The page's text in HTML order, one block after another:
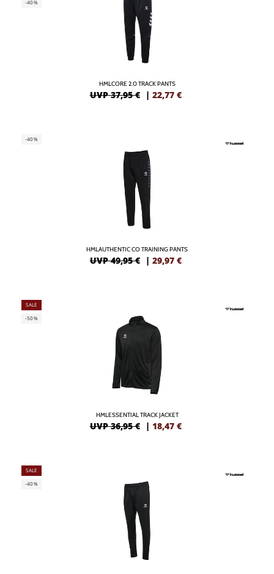
-40%
HMLCORE 2.0 TRACK PANTS
UVP 37,95 € | 22,77 €
-40%
HMLAUTHENTIC CO TRAINING PANTS
UVP 49,95 € | 29,97 €
SALE
-50%
HMLESSENTIAL TRACK JACKET
UVP 36,95 € | 18,47 €
SALE
-40%